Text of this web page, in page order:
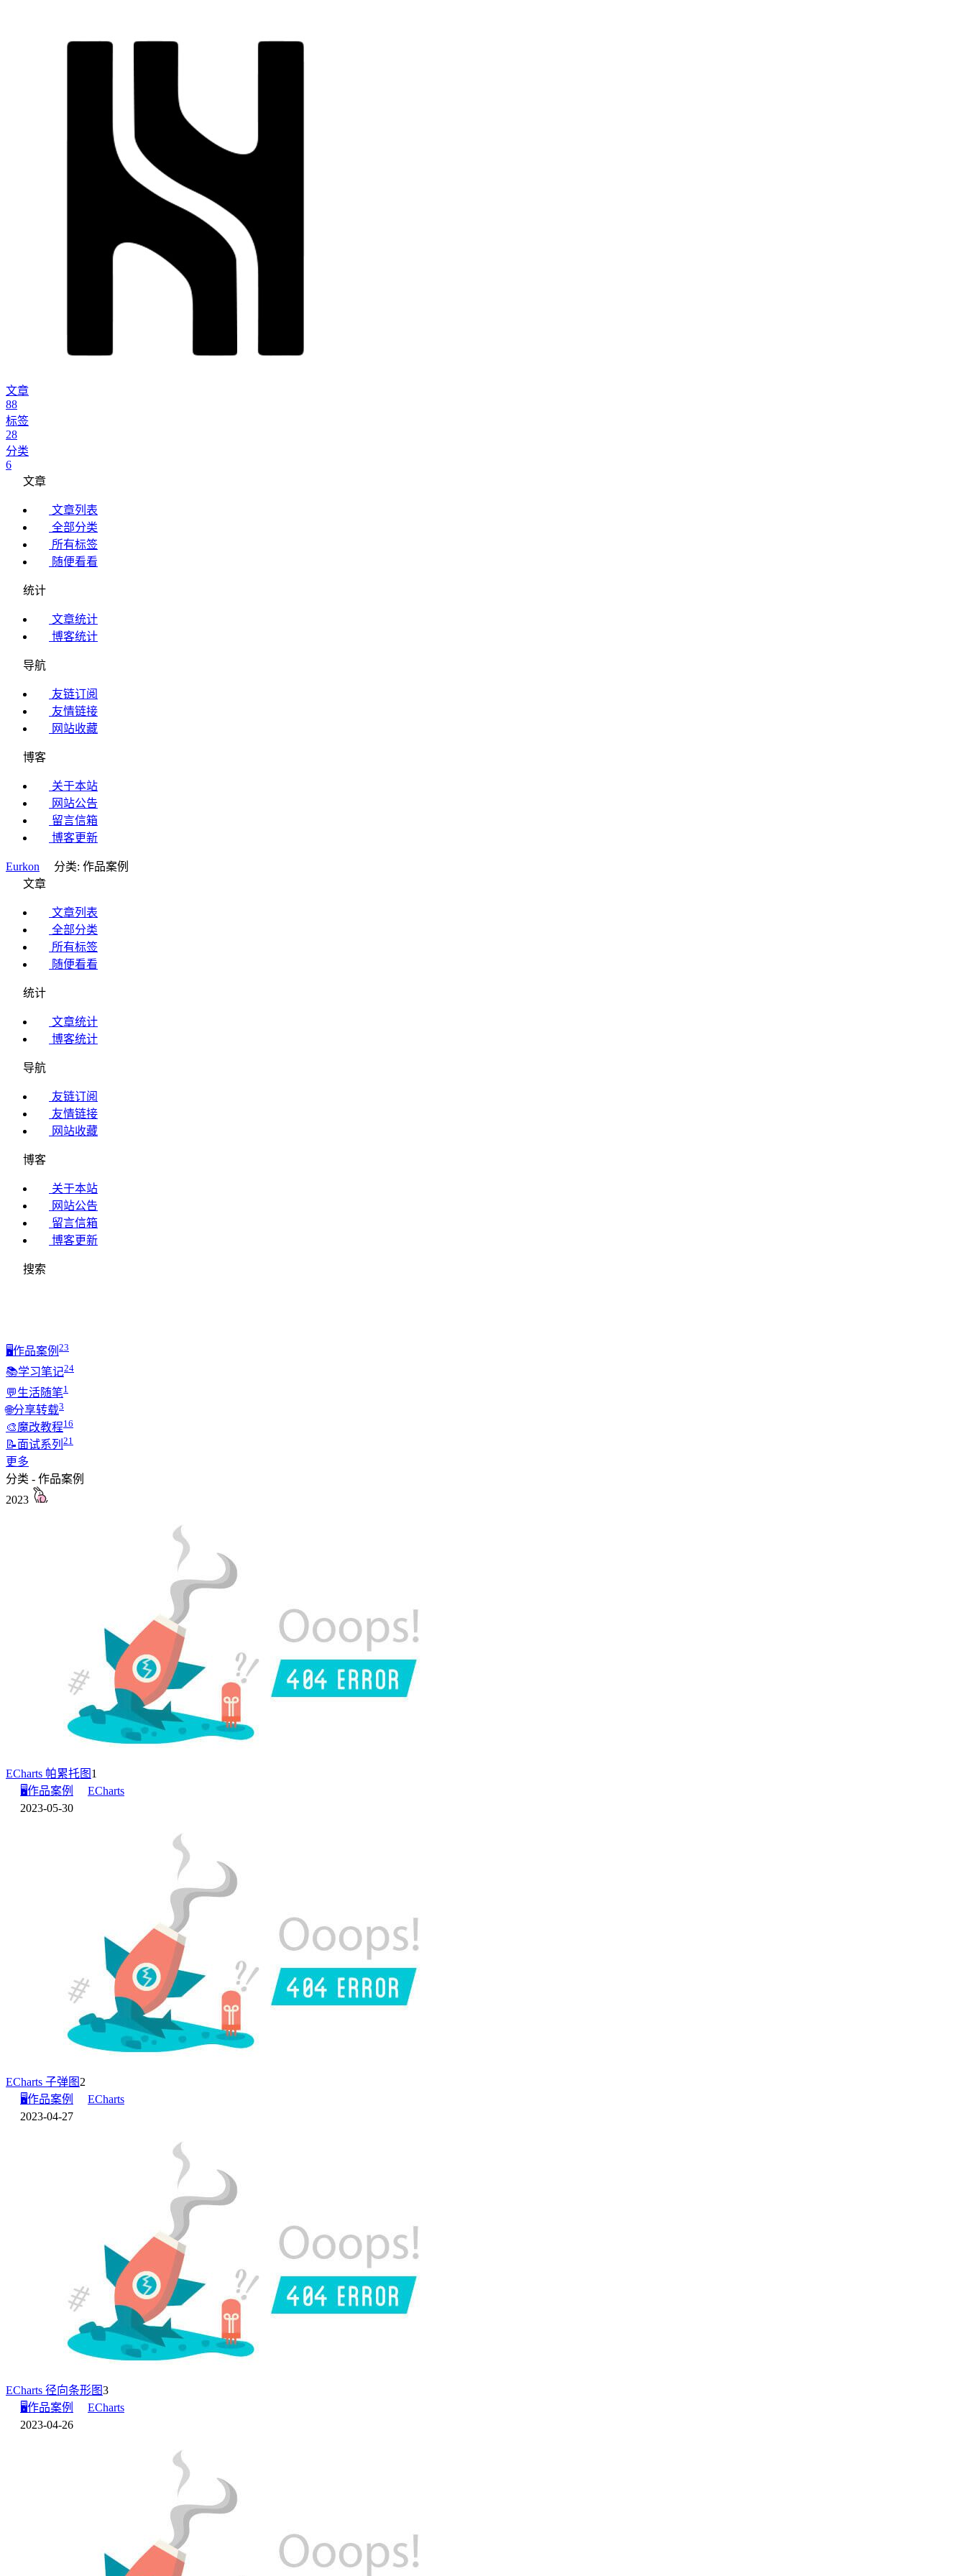
文章
88
标签
28
分类
6
文章
文章列表
全部分类
所有标签
随便看看
统计
文章统计
博客统计
导航
友链订阅
友情链接
网站收藏
博客
关于本站
网站公告
留言信箱
博客更新
Eurkon
分类: 作品案例
文章
文章列表
全部分类
所有标签
随便看看
统计
文章统计
博客统计
导航
友链订阅
友情链接
网站收藏
博客
关于本站
网站公告
留言信箱
博客更新
搜索
🖥️作品案例 23
📚学习笔记24
💬生活随笔1
🌐分享转载3
🎨魔改教程16
📝面试系列 21
更多
分类 - 作品案例
2023
ECharts 帕累托图 1
🖥️作品案例
ECharts
2023-05-30
ECharts 子弹图 2
🖥️作品案例
ECharts
2023-04-27
ECharts 径向条形图3
🖥️作品案例
ECharts
2023-04-26